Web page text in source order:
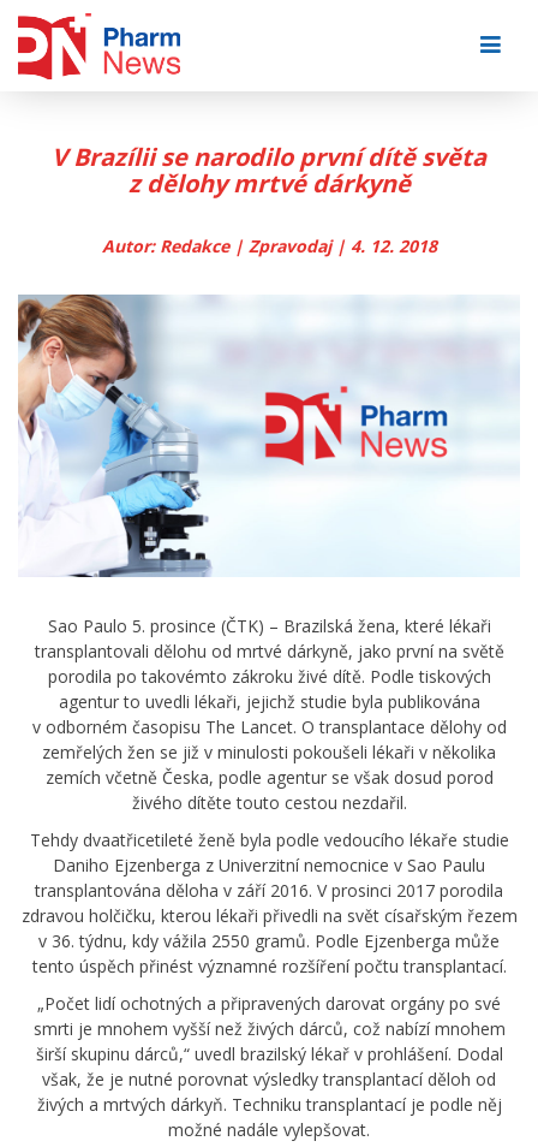
V Brazílii se narodilo první dítě světa
z dělohy mrtvé dárkyně
Autor: Redakce | Zpravodaj | 4. 12. 2018
Sao Paulo 5. prosince (ČTK) – Brazilská žena, které lékaři
transplantovali dělohu od mrtvé dárkyně, jako první na světě
porodila po takovémto zákroku živé dítě. Podle tiskových
agentur to uvedli lékaři, jejichž studie byla publikována
v odborném časopisu The Lancet. O transplantace dělohy od
zemřelých žen se již v minulosti pokoušeli lékaři v několika
zemích včetně Česka, podle agentur se však dosud porod
živého dítěte touto cestou nezdařil.
Tehdy dvaatřicetileté ženě byla podle vedoucího lékaře studie
Daniho Ejzenberga z Univerzitní nemocnice v Sao Paulu
transplantována děloha v září 2016. V prosinci 2017 porodila
zdravou holčičku, kterou lékaři přivedli na svět císařským řezem
v 36. týdnu, kdy vážila 2550 gramů. Podle Ejzenberga může
tento úspěch přinést významné rozšíření počtu transplantací.
„Počet lidí ochotných a připravených darovat orgány po své
smrti je mnohem vyšší než živých dárců, což nabízí mnohem
širší skupinu dárců,“ uvedl brazilský lékař v prohlášení. Dodal
však, že je nutné porovnat výsledky transplantací děloh od
živých a mrtvých dárkyň. Techniku transplantací je podle něj
možné nadále vylepšovat.